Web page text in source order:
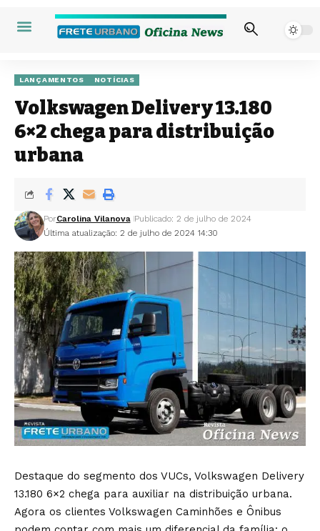
LANÇAMENTOS NOTÍCIAS
Volkswagen Delivery 13.180
6×2 chega para distribuição
urbana
Última atualização: 2 de julho de 2024 14:30
PorCarolina Vilanova Publicado: 2 de julho de 2024
Destaque do segmento dos VUCs, Volkswagen Delivery
13.180 6×2 chega para auxiliar na distribuição urbana.
Agora os clientes Volkswagen Caminhões e Ônibus